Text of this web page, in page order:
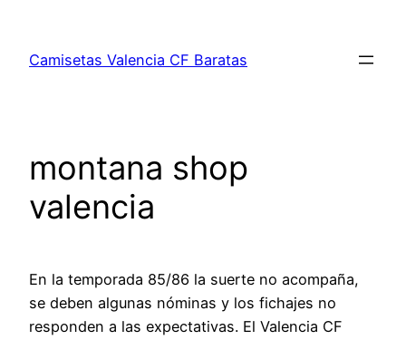
contenido
Camisetas Valencia CF Baratas
montana shop
valencia
En la temporada 85/86 la suerte no acompaña,
se deben algunas nóminas y los fichajes no
responden a las expectativas. El Valencia CF